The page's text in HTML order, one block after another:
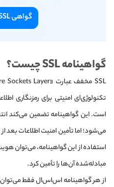
گواهی SSL چیست ؟
گواهینامه SSL چیست؟
تکنولوژی‌ای امنیتی برای رمزنگاری
است. این گواهینامه تضمین می‌کند
می‌شود؛ اما تأمین امنیت اطلاعات بعد
استفاده از این گواهینامه، می‌توان
مبادله‌شده آن‌ها را تأمین کرد.
از هر گواهینامه اس‌اس‌ال فقط